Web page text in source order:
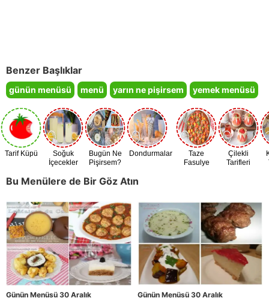
Benzer Başlıklar
günün menüsü menü yarın ne pişirsem yemek menüsü
Tarif Küpü
Soğuk
İçecekler
Bugün Ne
Pişirsem?
Dondurmalar
Taze
Fasulye
Çilekli
Tarifleri
Bu Menülere de Bir Göz Atın
Günün Menüsü 30 Aralık Günün Menüsü 30 Aralık